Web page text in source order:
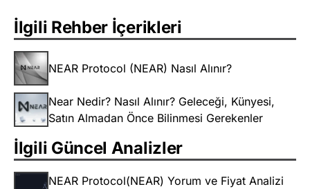
İlgili Rehber İçerikleri
NEAR Protocol (NEAR) Nasıl Alınır?
Near Nedir? Nasıl Alınır? Geleceği, Künyesi,
Satın Almadan Önce Bilinmesi Gerekenler
İlgili Güncel Analizler
NEAR Protocol(NEAR) Yorum ve Fiyat Analizi